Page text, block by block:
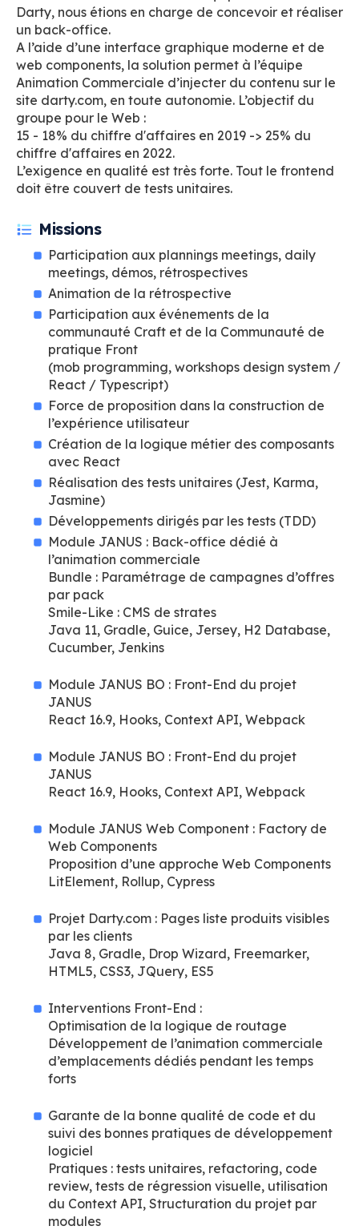
Darty, nous étions en charge de concevoir et réaliser
un back-office.
A l’aide d’une interface graphique moderne et de
web components, la solution permet à l’équipe
Animation Commerciale d’injecter du contenu sur le
site darty.com, en toute autonomie. L’objectif du
groupe pour le Web :
15 - 18% du chiffre d'affaires en 2019 -> 25% du
chiffre d'affaires en 2022.
L’exigence en qualité est très forte. Tout le frontend
doit être couvert de tests unitaires.
Missions
Participation aux plannings meetings, daily
meetings, démos, rétrospectives
Animation de la rétrospective
Participation aux événements de la
communauté Craft et de la Communauté de
pratique Front
(mob programming, workshops design system /
React / Typescript)
Force de proposition dans la construction de
l’expérience utilisateur
Création de la logique métier des composants
avec React
Réalisation des tests unitaires (Jest, Karma,
Jasmine)
Développements dirigés par les tests (TDD)
Module JANUS : Back-office dédié à
l’animation commerciale
Bundle : Paramétrage de campagnes d’offres
par pack
Smile-Like : CMS de strates
Java 11, Gradle, Guice, Jersey, H2 Database,
Cucumber, Jenkins
Module JANUS BO : Front-End du projet
JANUS
React 16.9, Hooks, Context API, Webpack
Module JANUS BO : Front-End du projet
JANUS
React 16.9, Hooks, Context API, Webpack
Module JANUS Web Component : Factory de
Web Components
Proposition d’une approche Web Components
LitElement, Rollup, Cypress
Projet Darty.com : Pages liste produits visibles
par les clients
Java 8, Gradle, Drop Wizard, Freemarker,
HTML5, CSS3, JQuery, ES5
Interventions Front-End :
Optimisation de la logique de routage
Développement de l’animation commerciale
d’emplacements dédiés pendant les temps
forts
Garante de la bonne qualité de code et du
suivi des bonnes pratiques de développement
logiciel
Pratiques : tests unitaires, refactoring, code
review, tests de régression visuelle, utilisation
du Context API, Structuration du projet par
modules